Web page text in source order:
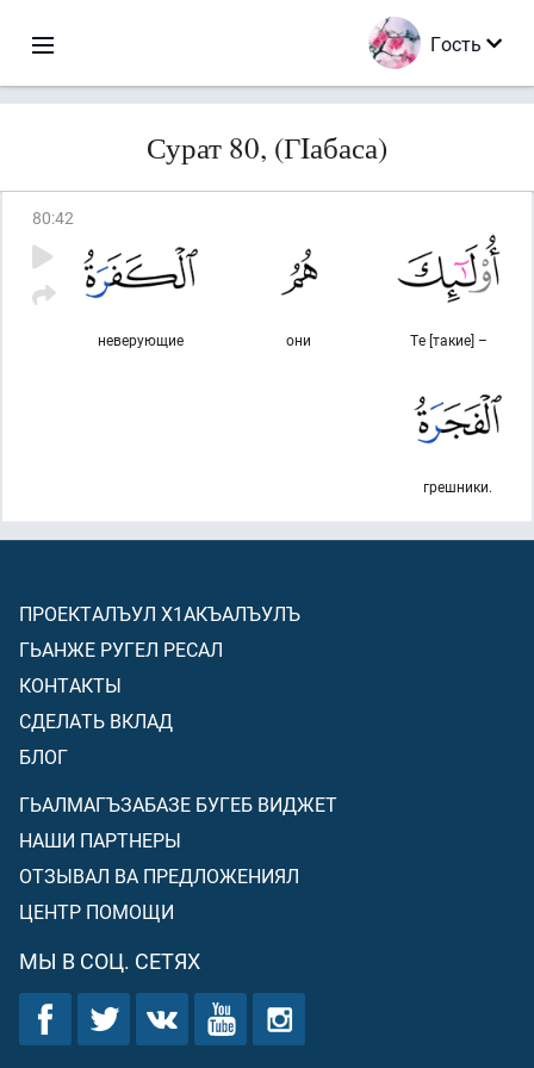
Гость
Сурат 80, (ГIабаса)
80:42
Те [такие] –
они
неверующие
грешники.
ПРОЕКТАЛЪУЛ Х1АКЪАЛЪУЛЪ
ГЬАНЖЕ РУГЕЛ РЕСАЛ
КОНТАКТЫ
СДЕЛАТЬ ВКЛАД
БЛОГ
ГЬАЛМАГЪЗАБАЗЕ БУГЕБ ВИДЖЕТ
НАШИ ПАРТНЕРЫ
ОТЗЫВАЛ ВА ПРЕДЛОЖЕНИЯЛ
ЦЕНТР ПОМОЩИ
МЫ В СОЦ. СЕТЯХ